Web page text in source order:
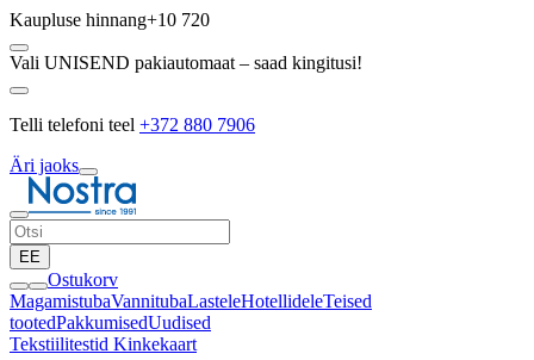
Kaupluse hinnang+10 720
Vali UNISEND pakiautomaat – saad kingitusi!
Telli telefoni teel +372 880 7906
Äri jaoks
EE
Ostukorv
MagamistubaVannitubaLasteleHotellideleTeised
tootedPakkumisedUudised
Tekstiilitestid Kinkekaart